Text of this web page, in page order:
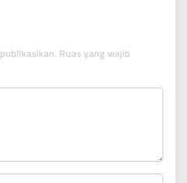
Ruas yang wajib